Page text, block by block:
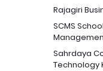
Rajagiri
SCMS
Sahrdaya
Technology